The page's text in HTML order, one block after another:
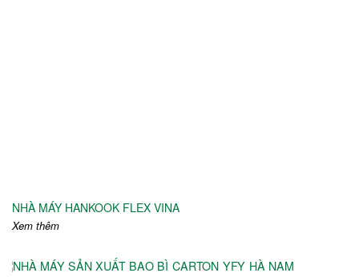
NHÀ MÁY HANKOOK FLEX VINA
Xem thêm